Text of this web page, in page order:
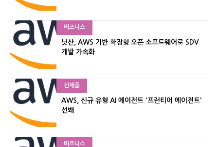
비즈니스
닛산, AWS 기반 확장형 오픈 소프트웨어로 SDV
개발 가속화
신제품
AWS, 신규 유형 AI 에이전트 '프런티어 에이전트'
선봬
비즈니스